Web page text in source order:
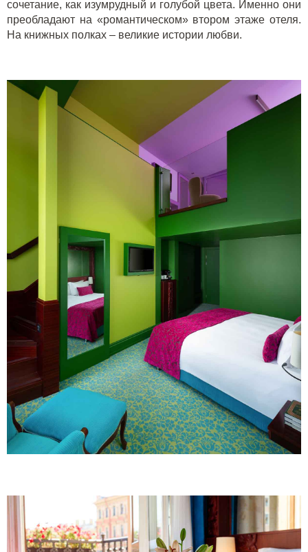
сочетание, как изумрудный и голубой цвета. Именно они
преобладают на «романтическом» втором этаже отеля.
На книжных полках – великие истории любви.